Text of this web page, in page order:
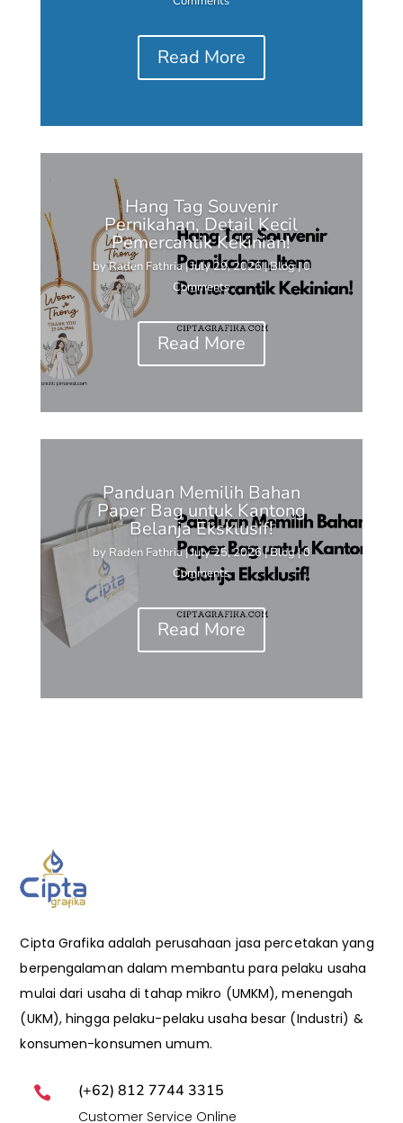
Read More
Hang Tag Souvenir
Pernikahan, Detail Kecil
Pemercantik Kekinian!
byRaden Fathria|July 29, 2026|Blog| 0
Comments
Read More
Panduan Memilih Bahan
Paper Bag untuk Kantong
Belanja Eksklusif!
by Raden Fathria|July 25, 2026|Blog| 0
Comments
Read More
Cipta Grafika adalah perusahaan jasa percetakan yang
berpengalaman dalam membantu para pelaku usaha
mulai dari usaha di tahap mikro (UMKM), menengah
(UKM), hingga pelaku-pelaku usaha besar (Industri) &
konsumen-konsumen umum.
 (+62) 812 7744 3315
Customer Service Online